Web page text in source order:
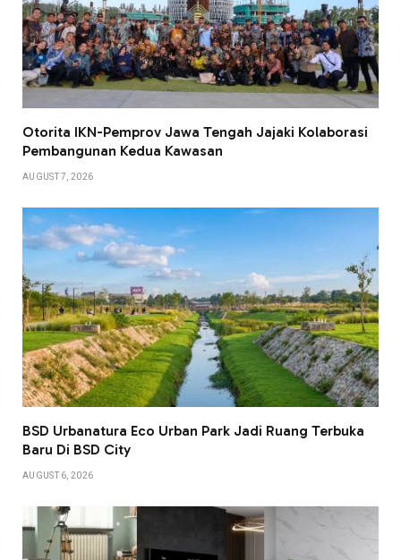
Otorita IKN-Pemprov Jawa Tengah Jajaki Kolaborasi
Pembangunan Kedua Kawasan
AUGUST 7, 2026
BSD Urbanatura Eco Urban Park Jadi Ruang Terbuka
Baru Di BSD City
AUGUST 6, 2026